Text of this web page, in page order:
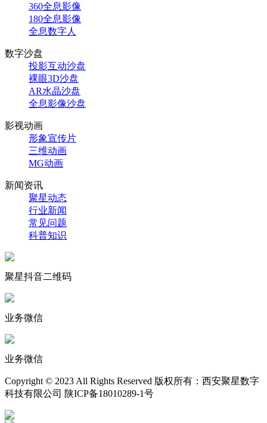
360全息影像
180全息影像
全息数字人
数字沙盘
投影互动沙盘
裸眼3D沙盘
AR水晶沙盘
全息影像沙盘
影视动画
形象宣传片
三维动画
MG动画
新闻资讯
聚星动态
行业新闻
常见问题
科普知识
聚星抖音二维码
业务微信
业务微信
Copyright © 2023 All Rights Reserved 版权所有：西安聚星数字
科技有限公司 陕ICP备18010289-1号